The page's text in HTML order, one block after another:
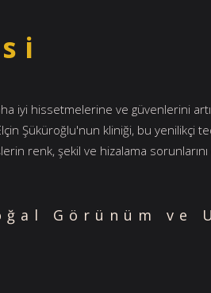
hissetmelerine ve güvenlerini
Şüküroğlu'nun kliniği, bu yenilikçi
renk, şekil ve hizalama
Görünüm ve